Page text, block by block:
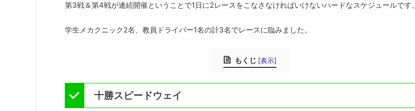
第3戦＆第4戦が連続開催ということで1日に2レースをこなさなければいけないハードなスケジュールです。
学生メカクニック2名、教員ドライバー1名の計3名でレースに臨みました。
もくじ [表示]
十勝スピードウェイ